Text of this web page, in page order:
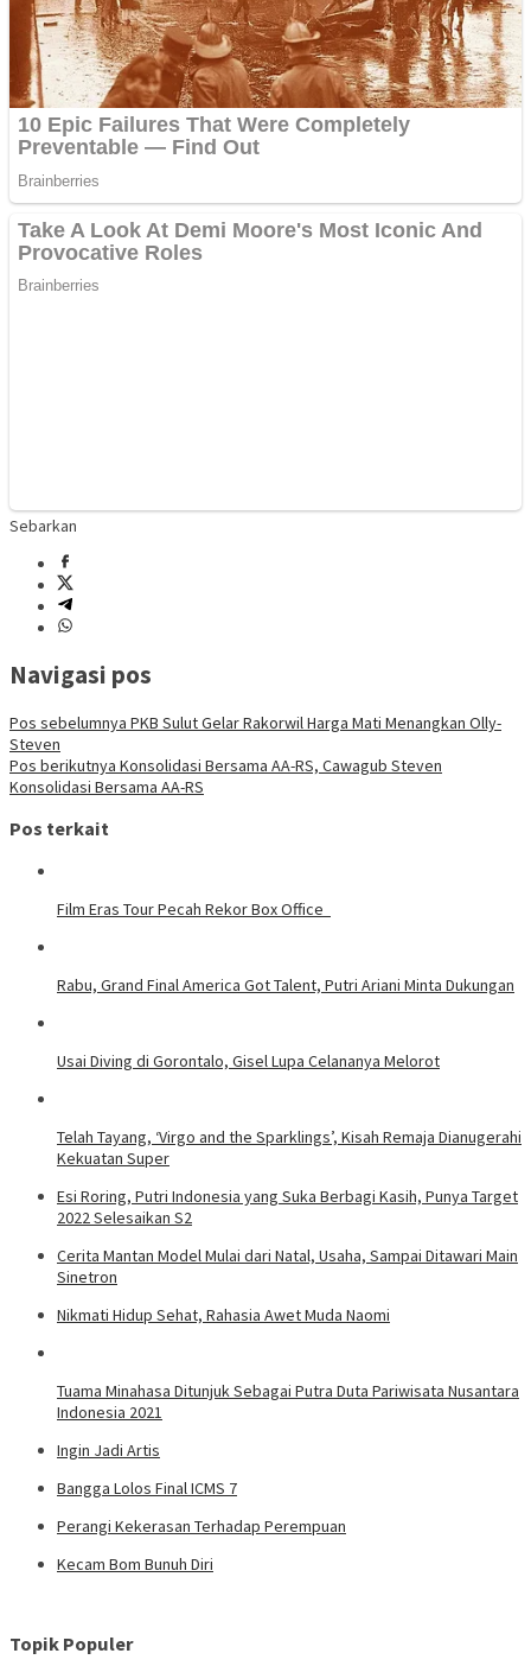
Sebarkan
Navigasi pos
Pos sebelumnya PKB Sulut Gelar Rakorwil Harga Mati Menangkan Olly-
Steven
Pos berikutnya Konsolidasi Bersama AA-RS, Cawagub Steven
Konsolidasi Bersama AA-RS
Pos terkait
Film Eras Tour Pecah Rekor Box Office
Rabu, Grand Final America Got Talent, Putri Ariani Minta Dukungan
Usai Diving di Gorontalo, Gisel Lupa Celananya Melorot
Telah Tayang, ‘Virgo and the Sparklings’, Kisah Remaja Dianugerahi
Kekuatan Super
Esi Roring, Putri Indonesia yang Suka Berbagi Kasih, Punya Target
2022 Selesaikan S2
Cerita Mantan Model Mulai dari Natal, Usaha, Sampai Ditawari Main
Sinetron
Nikmati Hidup Sehat, Rahasia Awet Muda Naomi
Tuama Minahasa Ditunjuk Sebagai Putra Duta Pariwisata Nusantara
Indonesia 2021
Ingin Jadi Artis
Bangga Lolos Final ICMS 7
Perangi Kekerasan Terhadap Perempuan
Kecam Bom Bunuh Diri
Topik Populer